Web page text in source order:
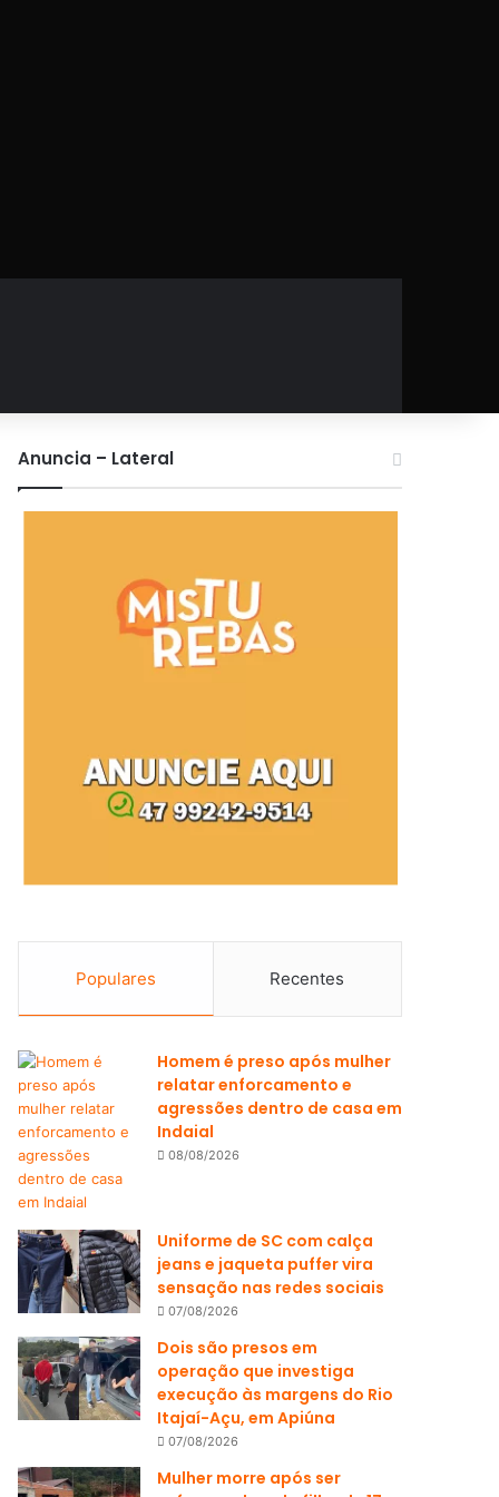
Anuncia – Lateral
Populares Recentes
Homem é preso após mulher
relatar enforcamento e
agressões dentro de casa em
Indaial
08/08/2026
Uniforme de SC com calça
jeans e jaqueta puffer vira
sensação nas redes sociais
07/08/2026
Dois são presos em
operação que investiga
execução às margens do Rio
Itajaí-Açu, em Apiúna
07/08/2026
Mulher morre após ser